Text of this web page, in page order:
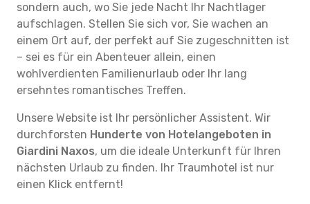
sondern auch, wo Sie jede Nacht Ihr Nachtlager
aufschlagen. Stellen Sie sich vor, Sie wachen an
einem Ort auf, der perfekt auf Sie zugeschnitten ist
– sei es für ein Abenteuer allein, einen
wohlverdienten Familienurlaub oder Ihr lang
ersehntes romantisches Treffen.
Unsere Website ist Ihr persönlicher Assistent. Wir
durchforsten Hunderte von Hotelangeboten in
Giardini Naxos, um die ideale Unterkunft für Ihren
nächsten Urlaub zu finden. Ihr Traumhotel ist nur
einen Klick entfernt!